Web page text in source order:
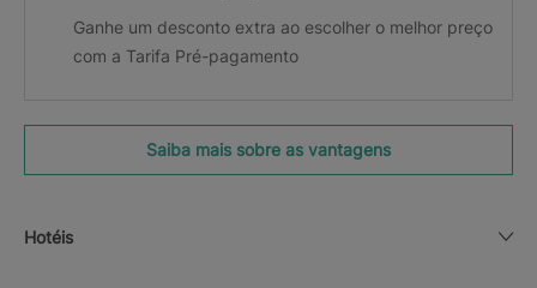
Ganhe um desconto extra ao escolher o melhor preço
com a Tarifa Pré-pagamento
Saiba mais sobre as vantagens
Hotéis